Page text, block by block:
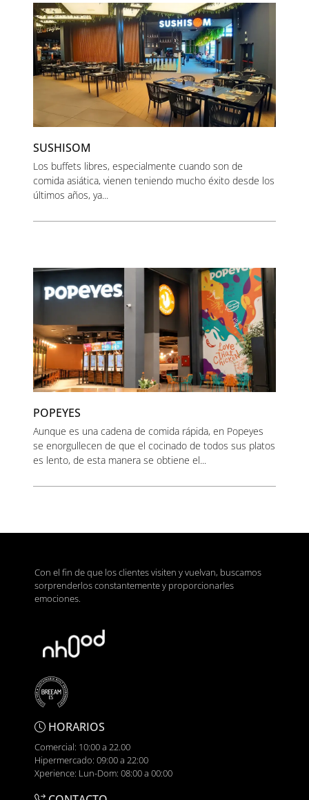
SUSHISOM
Los buffets libres, especialmente cuando son de
comida asiática, vienen teniendo mucho éxito desde los
últimos años, ya...
POPEYES
Aunque es una cadena de comida rápida, en Popeyes
se enorgullecen de que el cocinado de todos sus platos
es lento, de esta manera se obtiene el...
Con el fin de que los clientes visiten y vuelvan, buscamos
sorprenderlos constantemente y proporcionarles
emociones.
HORARIOS
Comercial: 10:00 a 22.00
Hipermercado: 09:00 a 22:00
Xperience: Lun-Dom: 08:00 a 00:00